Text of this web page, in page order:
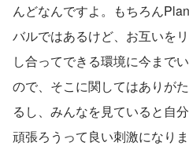
んどなんですよ。もちろん
バルではあるけど、お互いを
し合ってできる環境に今まで
ので、そこに関してはありが
るし、みんなを見ていると自
頑張ろうって良い刺激になりま